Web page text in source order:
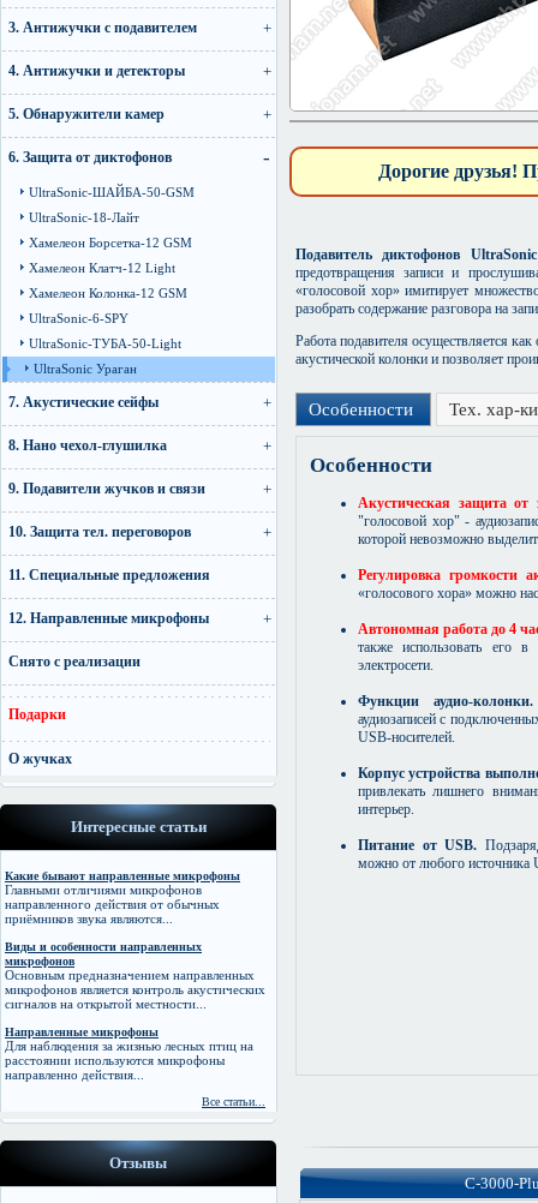
3. Антижучки с подавителем
4. Антижучки и детекторы
5. Обнаружители камер
6. Защита от диктофонов
UltraSonic-ШАЙБА-50-GSM
UltraSonic-18-Лайт
Хамелеон Борсетка-12 GSM
Хамелеон Клатч-12 Light
Хамелеон Колонка-12 GSM
UltraSonic-6-SPY
UltraSonic-ТУБА-50-Light
UltraSonic Ураган
7. Акустические сейфы
8. Нано чехол-глушилка
9. Подавители жучков и связи
10. Защита тел. переговоров
11. Специальные предложения
12. Направленные микрофоны
Снято с реализации
Подарки
О жучках
Интересные статьи
Какие бывают направленные микрофоны
Главными отличиями микрофонов
направленного действия от обычных
приёмников звука являются...
Виды и особенности направленных
микрофонов
Основным предназначением направленных
микрофонов является контроль акустических
сигналов на открытой местности...
Направленные микрофоны
Для наблюдения за жизнью лесных птиц на
расстоянии используются микрофоны
направленно действия...
Все статьи...
Отзывы
Дорогие друзья!
Подавитель диктофонов
предотвращения записи и
«голосовой хор» имитирует
разобрать содержание разговора на
Работа подавителя осуществляется
акустической колонки и позволяет
Особенности Тех. хар-ки
Особенности
Акустическая защита
"голосовой хор" -
которой невозможно
Регулировка громкости
«голосового хора» можно
Автономная работа до 4
также использовать его
электросети.
Функции аудио-
аудиозаписей с
USB-носителей.
Корпус устройства
привлекать лишнего
интерьер.
Питание от USB.
можно от любого источника
C-3000-